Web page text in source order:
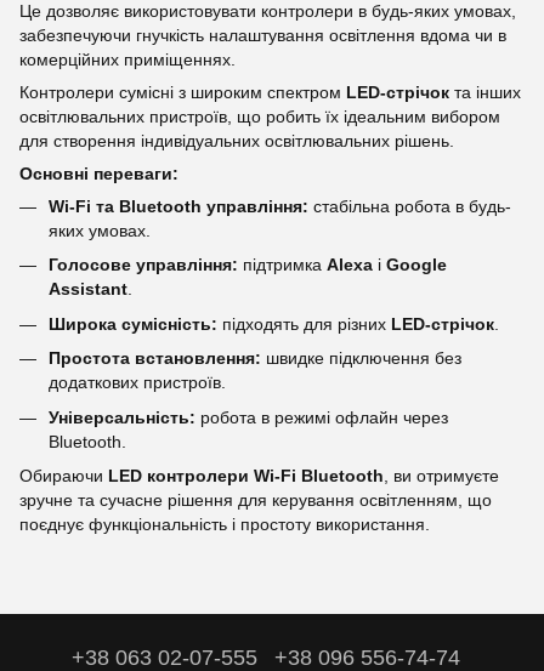
Це дозволяє використовувати контролери в будь-яких умовах,
забезпечуючи гнучкість налаштування освітлення вдома чи в
комерційних приміщеннях.
Контролери сумісні з широким спектром LED-стрічок та інших
освітлювальних пристроїв, що робить їх ідеальним вибором
для створення індивідуальних освітлювальних рішень.
Основні переваги:
Wi-Fi та Bluetooth управління: стабільна робота в будь-
яких умовах.
Голосове управління: підтримка Alexa і Google
Assistant.
Широка сумісність: підходять для різних LED-стрічок
Простота встановлення: швидке підключення без
додаткових пристроїв.
Універсальність: робота в режимі офлайн через
Bluetooth.
Обираючи LED контролери Wi-Fi Bluetooth , ви отримуєте
зручне та сучасне рішення для керування освітленням, що
поєднує функціональність і простоту використання.
+38 063 02-07-555 +38 096 556-74-74